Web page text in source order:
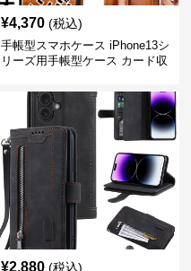
¥4,370 (税込)
手帳型スマホケース iPhone13シ
リーズ用手帳型ケース カード収
¥2,880 (税込)